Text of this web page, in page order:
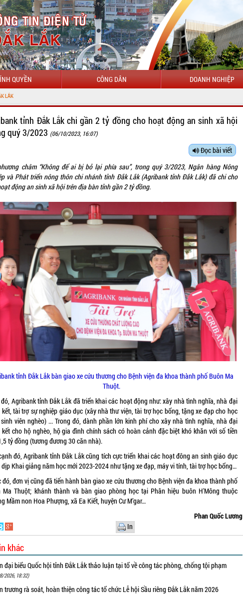
QUYỀN CÔNG DÂN DOANH NGHIỆP
tỉnh Đắk Lắk chi gần 2 tỷ đồng cho hoạt động an sinh xã hội
quý 3/2023 (06/10/2023, 16:07)
Đọc bài viết
châm “Không để ai bị bỏ lại phía sau”, trong quý 3/2023, Ngân hàng Nông
và Phát triển nông thôn chi nhánh tỉnh Đắk Lắk (Agribank tỉnh Đắk Lắk) đã chi cho
động an sinh xã hội trên địa bàn tỉnh gần 2 tỷ đồng.
tỉnh Đắk Lắk bàn giao xe cứu thương cho Bệnh viện đa khoa thành phố Buôn Ma
Thuột.
đó, Agribank tỉnh Đắk Lắk đã triển khai các hoạt động như: xây nhà tình nghĩa, nhà đại
tài trợ sự nghiệp giáo dục (xây nhà thư viện, tài trợ học bổng, tặng xe đạp cho học
viên nghèo) ... Trong đó, dành phần lớn kinh phí cho xây nhà tình nghĩa, nhà đại
kết cho hộ nghèo, hộ gia đình chính sách có hoàn cảnh đặc biệt khó khăn với số tiền
tỷ đồng (tương đương 30 căn nhà).
đó, Agribank tỉnh Đắk Lắk cũng tích cực triển khai các hoạt đông an sinh giáo dục
Khai giảng năm học mới 2023-2024 như tặng xe đạp, máy vi tính, tài trợ học bổng…
đó, đơn vị cũng đã tiến hành bàn giao xe cứu thương cho Bệnh viện đa khoa thành phố
Ma Thuột; khánh thành và bàn giao phòng học tại Phân hiệu buôn H'Mông thuộc
Mầm non Hoa Phượng, xã Ea Kiết, huyện Cư M’gar…
Phan Quốc Lương
In
khác
đại biểu Quốc hội tỉnh Đắk Lắk thảo luận tại tổ về công tác phòng, chống tội phạm
2026, 18:32)
trương rà soát, hoàn thiện công tác tổ chức Lễ hội Sầu riêng Đắk Lắk năm 2026